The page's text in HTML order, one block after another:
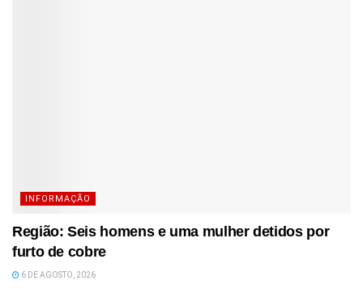
INFORMAÇÃO
Região: Seis homens e uma mulher detidos por
furto de cobre
6 DE AGOSTO, 2026